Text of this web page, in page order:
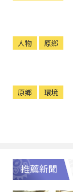
人物 原鄉
原鄉 環境
推薦新聞